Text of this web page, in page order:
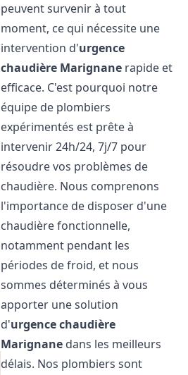
peuvent survenir à tout
moment, ce qui nécessite une
intervention d'urgence
chaudière Marignane rapide et
efficace. C'est pourquoi notre
équipe de plombiers
expérimentés est prête à
intervenir 24h/24, 7j/7 pour
résoudre vos problèmes de
chaudière. Nous comprenons
l'importance de disposer d'une
chaudière fonctionnelle,
notamment pendant les
périodes de froid, et nous
sommes déterminés à vous
apporter une solution
d'urgence chaudière
Marignane dans les meilleurs
délais. Nos plombiers sont